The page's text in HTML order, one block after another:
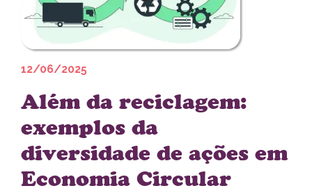
12/06/2025
Além da reciclagem:
exemplos da
diversidade de ações em
Economia Circular